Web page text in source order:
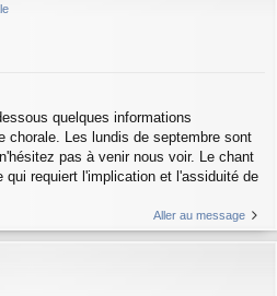
quelques informations
chorale. Les lundis de septembre sont
pas à venir nous voir. Le chant
requiert l'implication et l'assiduité de
Aller au message